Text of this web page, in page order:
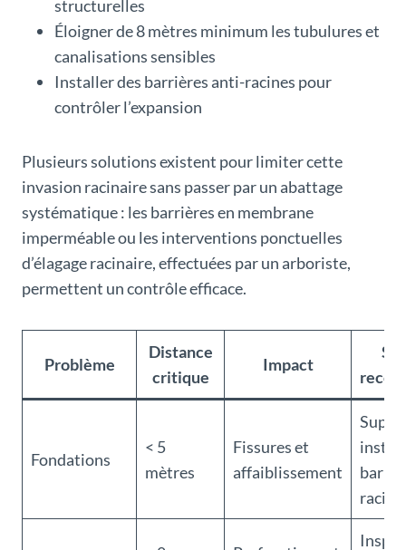
structurelles
Éloigner de 8 mètres minimum les tubulures et
canalisations sensibles
Installer des barrières anti-racines pour
contrôler l’expansion
Plusieurs solutions existent pour limiter cette
invasion racinaire sans passer par un abattage
systématique : les barrières en membrane
imperméable ou les interventions ponctuelles
d’élagage racinaire, effectuées par un arboriste,
permettent un contrôle efficace.
Problème
Distance
critique
Impact
Fondations
< 5
mètres
Fissures et
affaiblissement